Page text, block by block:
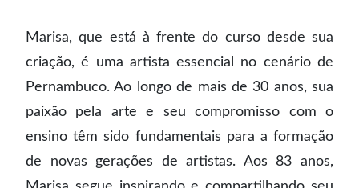
Marisa, que está à frente do curso desde sua
criação, é uma artista essencial no cenário de
Pernambuco. Ao longo de mais de 30 anos, sua
paixão pela arte e seu compromisso com o
ensino têm sido fundamentais para a formação
de novas gerações de artistas. Aos 83 anos,